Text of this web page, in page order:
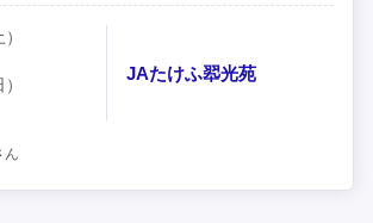
）
）
JAたけふ翆光苑
ん